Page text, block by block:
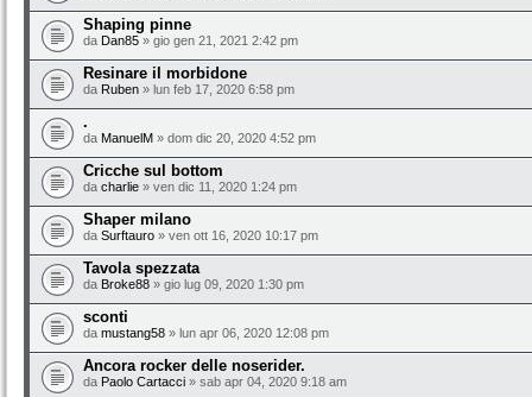
Shaping pinne
da Dan85 » gio gen 21, 2021 2:42 pm
Resinare il morbidone
da Ruben » lun feb 17, 2020 6:58 pm
.
da ManuelM » dom dic 20, 2020 4:52 pm
Cricche sul bottom
da charlie » ven dic 11, 2020 1:24 pm
Shaper milano
da Surftauro » ven ott 16, 2020 10:17 pm
Tavola spezzata
da Broke88 » gio lug 09, 2020 1:30 pm
sconti
da mustang58 » lun apr 06, 2020 12:08 pm
Ancora rocker delle noserider.
da Paolo Cartacci » sab apr 04, 2020 9:18 am